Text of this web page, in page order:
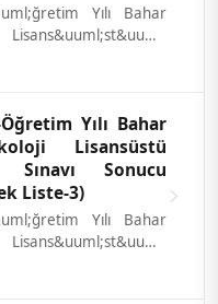
Yılı Bahar
ilgi...
Yılı Bahar
Lisansüstü
Sınavı Sonucu
Liste-3)
Yılı Bahar
ilgi...